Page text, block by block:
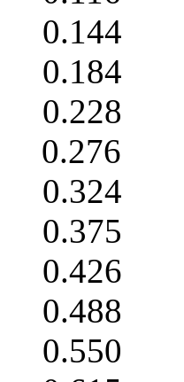
0.144
0.184
0.228
0.276
0.324
0.375
0.426
0.488
0.550